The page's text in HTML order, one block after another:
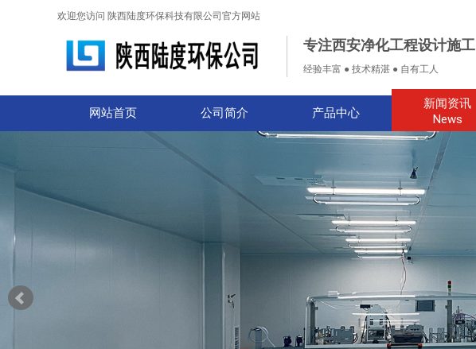
欢迎您访问 陕西陆度环保科技有限公司官方网站
专注西安净化工程设计施工
经验丰富 ● 技术精湛 ● 自有工人
网站首页 公司简介 产品中心
新闻资讯
News